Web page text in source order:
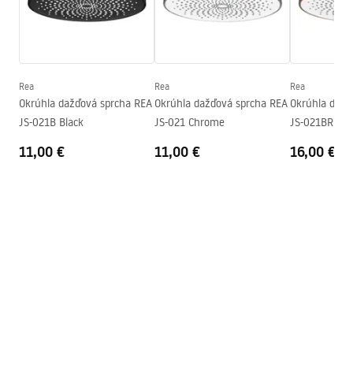
Hĺbka
245mm
Záručné podmienky
Rea
Okrúhla dažďová sprcha REA
JS-021B Black
11,00 €
Rea
Okrúhla dažďová sprcha REA
JS-021 Chrome
11,00 €
Rea
Okrúhla
JS-021BRG
16,00 €